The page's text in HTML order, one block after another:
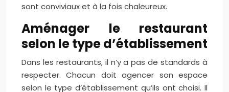
sont conviviaux et à la fois chaleureux.
Aménager le restaurant
selon le type d’établissement
Dans les restaurants, il n’y a pas de standards à
respecter. Chacun doit agencer son espace
selon le type d’établissement qu’ils ont choisi. Il